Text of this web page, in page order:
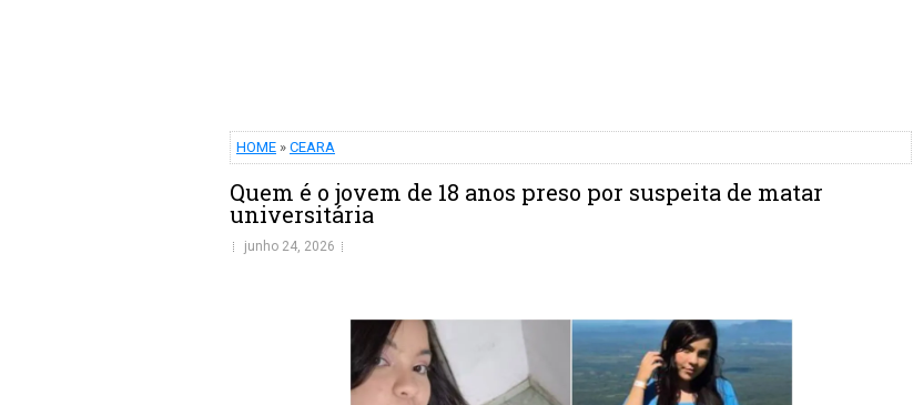
HOME » CEARA
Quem é o jovem de 18 anos preso por suspeita de matar
universitária
junho 24, 2026